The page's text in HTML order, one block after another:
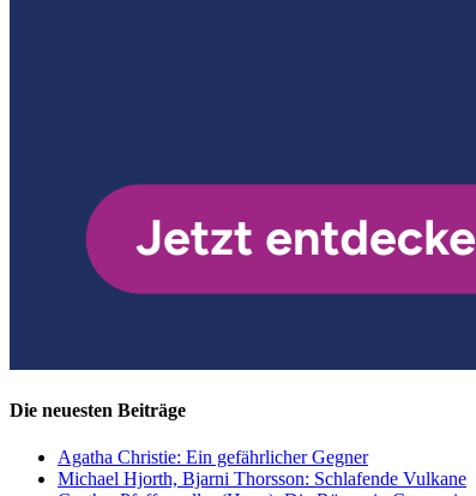
Die neuesten Beiträge
Agatha Christie: Ein gefährlicher Gegner
Michael Hjorth, Bjarni Thorsson: Schlafende Vulkane